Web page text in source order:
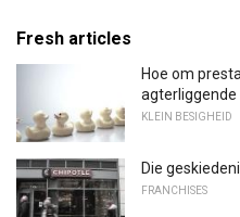
Fresh articles
Hoe om
agterliggende
KLEIN BESIGHEID
Die
FRANCHISES